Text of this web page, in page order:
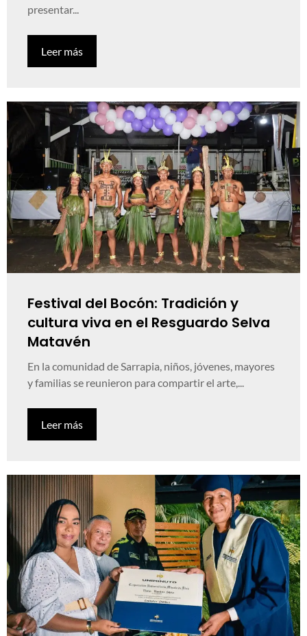
presentar...
Leer más
Festival del Bocón: Tradición y
cultura viva en el Resguardo Selva
Matavén
En la comunidad de Sarrapia, niños, jóvenes, mayores
y familias se reunieron para compartir el arte,...
Leer más